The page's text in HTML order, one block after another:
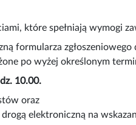
które spełniają wymogi
formularza
po wyżej określonym
10.00.
oraz
elektroniczną na